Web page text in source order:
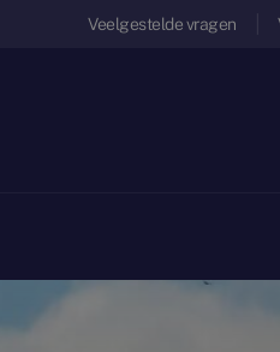
Veelgestelde vragen